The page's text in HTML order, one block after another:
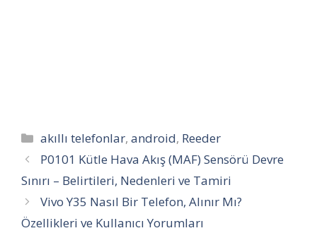
Kategoriler
akıllı telefonlar,android, Reeder
P0101 Kütle Hava Akış (MAF) Sensörü Devre
Sınırı – Belirtileri, Nedenleri ve Tamiri
Vivo Y35 Nasıl Bir Telefon, Alınır Mı?
Özellikleri ve Kullanıcı Yorumları